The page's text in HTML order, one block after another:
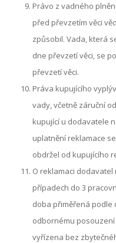
Právo z vadného
před převzetím věci
způsobil. Vada, která
dne převzetí věci, se
převzetí věci.
Práva kupujícího
vady, včetně záruční
kupující u dodavatele
uplatnění reklamace
obdržel od kupujícího
O reklamaci
případech do 3
doba přiměřená podle
odbornému
vyřízena bez